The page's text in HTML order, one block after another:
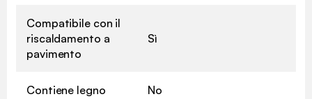
Compatibile con il
riscaldamento a
pavimento
Sì
Contiene legno No